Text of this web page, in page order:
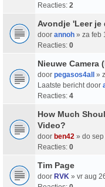
Reacties: 2
Avondje 'Leer je
door annoh » za feb
Reacties: 0
Nieuwe Camera
door pegasos4all »
Laatste bericht door
Reacties: 4
How Much
Video?
door ben42 » do
Reacties: 0
Tim Page
door RVK » vr aug